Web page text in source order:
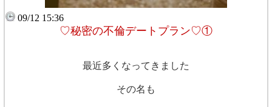
09/12 15:36
♡秘密の不倫デートプラン♡①
最近多くなってきました
その名も